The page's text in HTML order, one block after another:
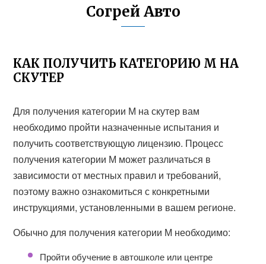
Согрей Авто
КАК ПОЛУЧИТЬ КАТЕГОРИЮ М НА
СКУТЕР
Для получения категории М на скутер вам
необходимо пройти назначенные испытания и
получить соответствующую лицензию. Процесс
получения категории М может различаться в
зависимости от местных правил и требований,
поэтому важно ознакомиться с конкретными
инструкциями, установленными в вашем регионе.
Обычно для получения категории М необходимо:
Пройти обучение в автошколе или центре